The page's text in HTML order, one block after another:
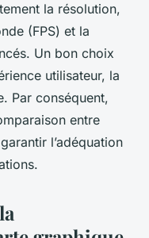
la résolution,
(FPS) et la
Un bon choix
utilisateur, la
Par conséquent,
entre
l’adéquation